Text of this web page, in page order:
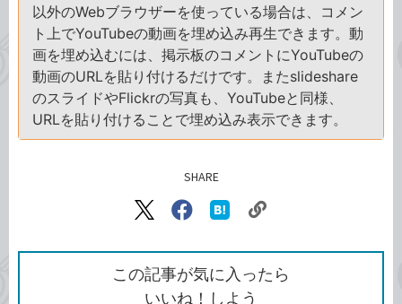
以外のWebブラウザーを使っている場合は、コメン
ト上でYouTubeの動画を埋め込み再生できます。動
画を埋め込むには、掲示板のコメントにYouTubeの
動画のURLを貼り付けるだけです。またslideshare
のスライドやFlickrの写真も、YouTubeと同様、
URLを貼り付けることで埋め込み表示できます。
SHARE
X（旧
で
シ
ェ
ア
Facebook
シ
ェ
ア
な
ブ
ッ
ク
ク
を
コ
この記事が気に入ったら
いいね！しよう